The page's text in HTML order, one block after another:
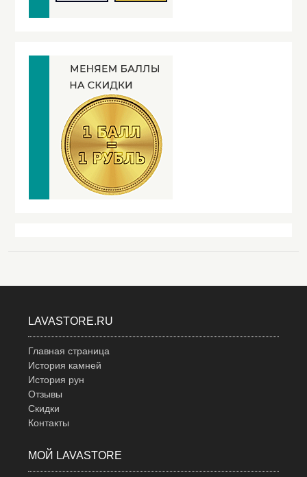
LAVASTORE.RU
Главная страница
История камней
История рун
Отзывы
Скидки
Контакты
МОЙ LAVASTORE